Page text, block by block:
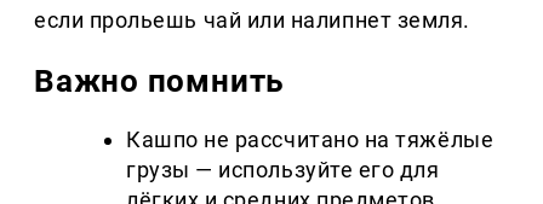
если прольешь чай или налипнет земля.
Важно помнить
Кашпо не рассчитано на тяжёлые
грузы — используйте его для